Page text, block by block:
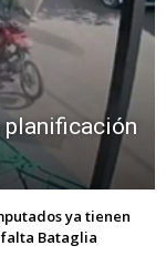
planificación
ya tienen
Bataglia